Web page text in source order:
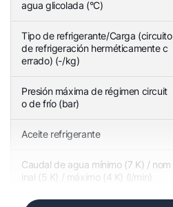
agua glicolada (°C)
Tipo de refrigerante/Carga (circuito
de refrigeración herméticamente c
errado) (-/kg)
Presión máxima de régimen circuit
o de frío (bar)
Aceite refrigerante
Caudal de agua mínimo (7 K) / nom
inal (5 K) / máximo (4 K) (l/min)